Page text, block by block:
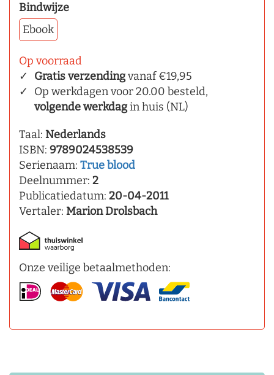
Bindwijze
Ebook
Op voorraad
Gratis verzendingvanaf €19,95
Op werkdagen voor 20.00 besteld,
volgende werkdagin huis (NL)
Taal: Nederlands
ISBN: 9789024538539
Serienaam: True blood
Deelnummer: 2
Publicatiedatum: 20-04-2011
Vertaler: Marion Drolsbach
Onze veilige betaalmethoden: